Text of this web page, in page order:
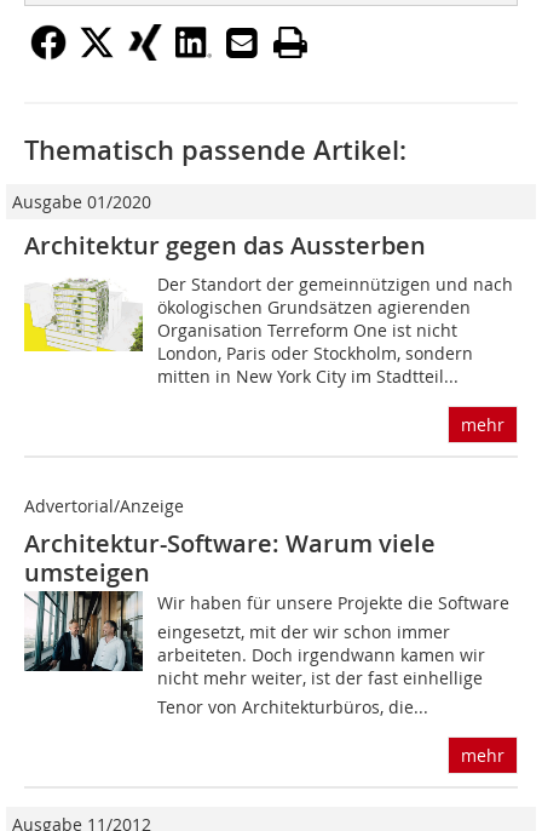
Thematisch passende Artikel:
Ausgabe 01/2020
Architektur gegen das Aussterben
Der Standort der gemeinnützigen und nach
ökologischen Grundsätzen agierenden
Organisation Terreform One ist nicht
London, Paris oder Stockholm, sondern
mitten in New York City im Stadtteil...
mehr
Advertorial/Anzeige
Architektur-Software: Warum viele
umsteigen
Wir haben für unsere Projekte die Software
eingesetzt, mit der wir schon immer
arbeiteten. Doch irgendwann kamen wir
nicht mehr weiter, ist der fast einhellige
Tenor von Architekturbüros, die...
mehr
Ausgabe 11/2012